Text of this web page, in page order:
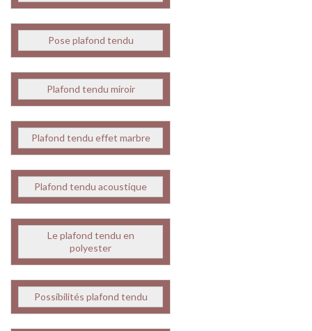
Pose plafond tendu
Plafond tendu miroir
Plafond tendu effet marbre
Plafond tendu acoustique
Le plafond tendu en
polyester
Possibilités plafond tendu